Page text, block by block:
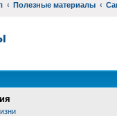
Полезные материалы